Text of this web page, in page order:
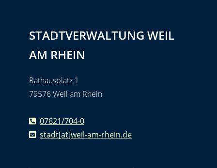
STADTVERWALTUNG WEIL
AM RHEIN
Rathausplatz 1
79576 Weil am Rhein
07621/704-0
stadt[at]weil-am-rhein.de